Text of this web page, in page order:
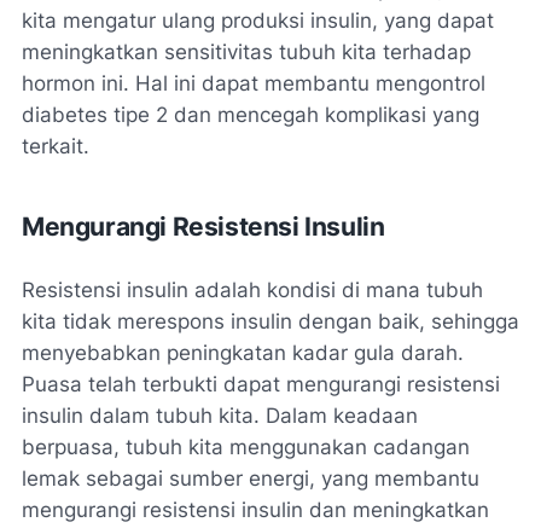
kita mengatur ulang produksi insulin, yang dapat
meningkatkan sensitivitas tubuh kita terhadap
hormon ini. Hal ini dapat membantu mengontrol
diabetes tipe 2 dan mencegah komplikasi yang
terkait.
Mengurangi Resistensi Insulin
Resistensi insulin adalah kondisi di mana tubuh
kita tidak merespons insulin dengan baik, sehingga
menyebabkan peningkatan kadar gula darah.
Puasa telah terbukti dapat mengurangi resistensi
insulin dalam tubuh kita. Dalam keadaan
berpuasa, tubuh kita menggunakan cadangan
lemak sebagai sumber energi, yang membantu
mengurangi resistensi insulin dan meningkatkan